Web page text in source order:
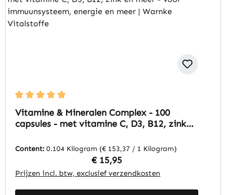
Average rating of 5 out of 5 stars
Vitamine & Mineralen Complex - 100
capsules - met vitamine C, D3, B12, zink
en meer | Warnke Vitalstoffe
Content: 0.104 Kilogram (€ 153,37 / 1 Kilogram)
Regular price:
€ 15,95
Prijzen incl. btw, exclusief verzendkosten